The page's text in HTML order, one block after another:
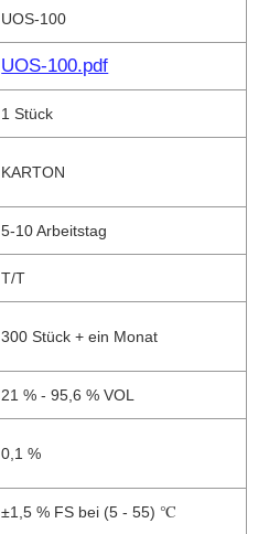
UOS-100
UOS-100.pdf
1 Stück
KARTON
5-10 Arbeitstag
T/T
300 Stück + ein Monat
21 % - 95,6 % VOL
0,1 %
±1,5 % FS bei (5 - 55) ℃